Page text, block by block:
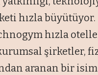
hızla
hızla
şirketler,
aranan bir